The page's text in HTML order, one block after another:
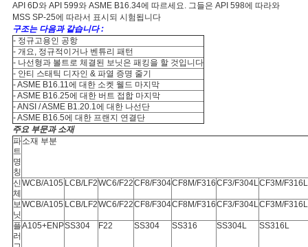
사
이
트
맵
PRIVACY
POLICY
API 6D와 API 599와 ASME B16.34에 따르세요. 그들은 API 598에 따라와
MSS SP-25에 따라서 표시되 시험됩니다
구조는 다음과 같습니다 :
- 정규고용인 공항
- 개요, 정규적이거나 벤튜리 패턴
- 나선형과 볼트로 체결된 보닛은 패킹을 할 것입니다
- 안티 스태틱 디자인 & 파열 증명 줄기
- ASME B16.11에 대한 소켓 웰드 마지막
- ASME B16.25에 대한 버트 접합 마지막
- ANSI / ASME B1.20.1에 대한 나선단
- ASME B16.5에 대한 프랜지 연결단
주요 부문과 소재
파
트
명
칭
소재 부분
신
체
WCB/A105 LCB/LF2WC6/F22CF8/F304CF8M/F316CF3/F304LCF3M/F316L
보
닛
WCB/A105 LCB/LF2WC6/F22CF8/F304CF8M/F316CF3/F304LCF3M/F316L
플
러
A105+ENPSS304 F22 SS304 SS316 SS304L SS316L